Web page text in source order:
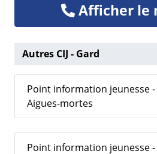
Afficher le
Autres CIJ - Gard
Point information jeunesse
Aigues-mortes
Point information jeunesse -